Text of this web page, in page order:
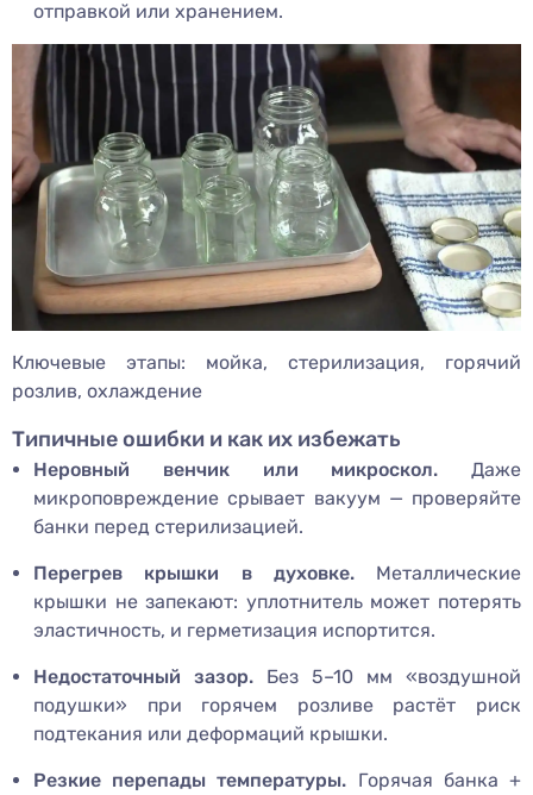
отправкой или хранением.
Ключевые этапы: мойка, стерилизация, горячий
розлив, охлаждение
Типичные ошибки и как их избежать
Неровный венчик или микроскол. Даже
микроповреждение срывает вакуум — проверяйте
банки перед стерилизацией.
Перегрев крышки в духовке.Металлические
крышки не запекают: уплотнитель может потерять
эластичность, и герметизация испортится.
Недостаточный зазор. Без 5–10 мм «воздушной
подушки» при горячем розливе растёт риск
подтекания или деформаций крышки.
Резкие перепады температуры. Горячая банка +